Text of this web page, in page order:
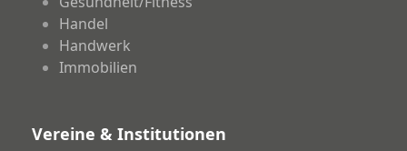
Handel
Handwerk
Immobilien
Vereine & Institutionen